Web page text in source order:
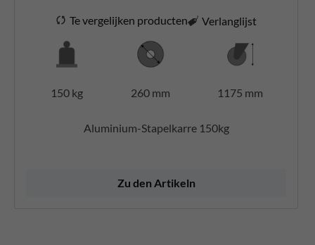
Te vergelijken producten Verlanglijst
150 kg 260 mm 1175 mm
Aluminium-Stapelkarre 150kg
Zu den Artikeln